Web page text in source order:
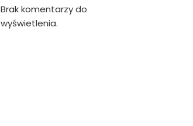
Brak komentarzy do
wyświetlenia.